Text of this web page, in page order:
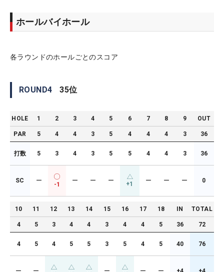
ホールバイホール
各ラウンドのホールごとのスコア
ROUND4 35位
HOLE 1 2 3 4 5 6 7 8 9 OUT
PAR 5 4 4 3 5 4 4 4 3 36
打数 5 3 4 3 5 5 4 4 3 36
SC ー
-1
ー ー ー +1 ー ー ー 0
10 11 12 13 14 15 16 17 18 IN TOTAL
4 5 3 4 4 3 4 4 5 36 72
4 5 4 5 5 3 5 4 5 40 76